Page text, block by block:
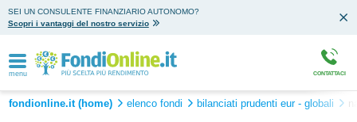
SEI UN CONSULENTE FINANZIARIO AUTONOMO?
Scopri i vantaggi del nostro servizio
menu CONTATTACI
fondionline.it (home) elenco fondi bilanciati prudenti eur - globali